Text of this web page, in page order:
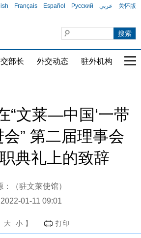
Français Español Русский عربي 关怀版
部长 外交动态 驻外机构 国
“文莱—中国‘一带
会” 第二届理事会
典礼上的致辞
：（驻文莱使馆）
2022-01-11 09:01
大 小 】 打印